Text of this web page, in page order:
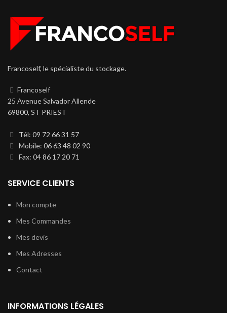
Francoself, le spécialiste du stockage.
Francoself
25 Avenue Salvador Allende
69800, ST PRIEST
Tél: 09 72 66 31 57
Mobile: 06 63 48 02 90
Fax: 04 86 17 20 71
SERVICE CLIENTS
Mon compte
Mes Commandes
Mes devis
Mes Adresses
Contact
INFORMATIONS LÉGALES